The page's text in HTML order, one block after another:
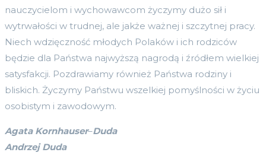
nauczycielom i wychowawcom życzymy dużo sił i
wytrwałości w trudnej, ale jakże ważnej i szczytnej pracy.
Niech wdzięczność młodych Polaków i ich rodziców
będzie dla Państwa najwyższą nagrodą i źródłem wielkiej
satysfakcji. Pozdrawiamy również Państwa rodziny i
bliskich. Życzymy Państwu wszelkiej pomyślności w życiu
osobistym i zawodowym.
Agata Kornhauser–Duda
Andrzej Duda